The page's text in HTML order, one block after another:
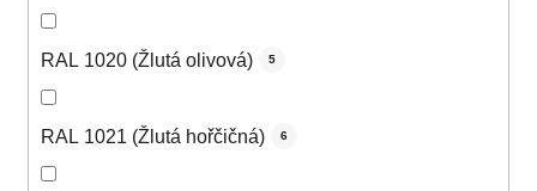
RAL 1020 (Žlutá olivová) 5
RAL 1021 (Žlutá hořčičná) 6